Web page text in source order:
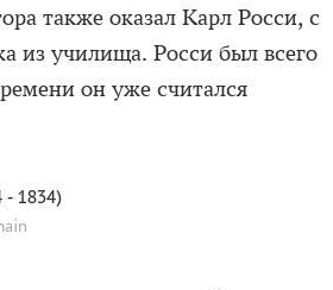
также оказал Карл Росси, с
из училища. Росси был всего
он уже считался
- 1834)